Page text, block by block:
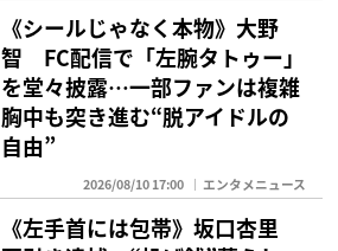
《シールじゃなく本物》大野
智 FC配信で「左腕タトゥー」
を堂々披露…一部ファンは複雑
胸中も突き進む“脱アイドルの
自由”
2026/08/10 17:00 エンタメニュース
《左手首には包帯》坂口杏里